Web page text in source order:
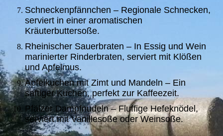
Schneckenpfännchen – Regionale Schnecken,
serviert in einer aromatischen
Kräuterbuttersoße.
Rheinischer Sauerbraten – In Essig und Wein
marinierter Rinderbraten, serviert mit Klößen
und Apfelmus.
Apfelkuchen mit Zimt und Mandeln – Ein
saftiger Kuchen, perfekt zur Kaffeezeit.
Pfälzer Dampfnudeln – Fluffige Hefeknödel,
serviert mit Vanillesoße oder Weinsoße.